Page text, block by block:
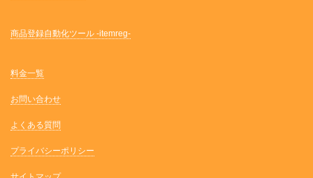
商品登録自動化ツール -itemreg-
料金一覧
お問い合わせ
よくある質問
プライバシーポリシー